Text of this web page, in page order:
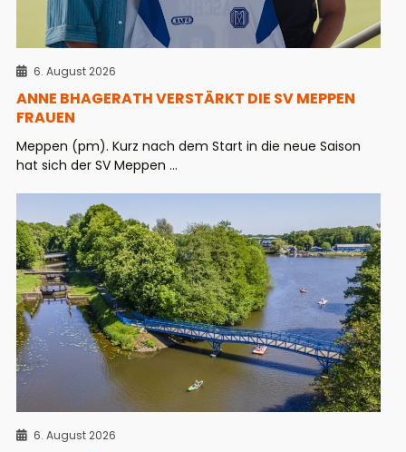
6. August 2026
ANNE BHAGERATH VERSTÄRKT DIE SV MEPPEN
FRAUEN
Meppen (pm). Kurz nach dem Start in die neue Saison
hat sich der SV Meppen ...
6. August 2026